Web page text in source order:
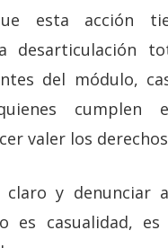
esta acción
desarticulación
del módulo,
valer los
claro y denunciar
es casualidad, es